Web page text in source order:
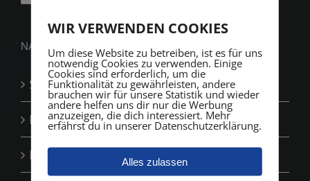
NAVIGATION
Startseite
Leistungen
Ihre Vorteile
WIR VERWENDEN COOKIES
Um diese Website zu betreiben, ist es für uns
notwendig Cookies zu verwenden. Einige
Cookies sind erforderlich, um die
Funktionalität zu gewährleisten, andere
brauchen wir für unsere Statistik und wieder
andere helfen uns dir nur die Werbung
anzuzeigen, die dich interessiert. Mehr
erfährst du in unserer Datenschutzerklärung.
Alles zulassen